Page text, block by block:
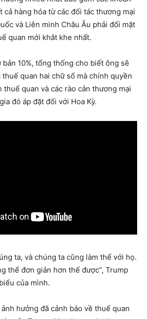
cả hàng hóa từ các đối tác thương mại
và Liên minh Châu Âu phải đối mặt
quan mới khắt khe nhất.
10%, tổng thống cho biết ông sẽ
quan hai chữ số mà chính quyền
thuế quan và các rào cản thương mại
đó áp đặt đối với Hoa Kỳ.
ta, và chúng ta cũng làm thế với họ.
thể đơn giản hơn thế được”, Trump
của mình.
hưởng đã cảnh báo về thuế quan